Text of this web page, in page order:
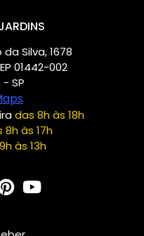
Silva, 1678
01442-002
SP
das 8h às 18h
8h às 17h
às 13h